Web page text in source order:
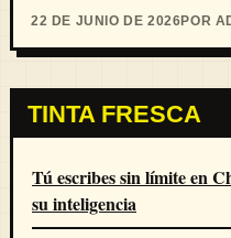
22 DE JUNIO DE 2026POR
TINTA FRESCA
Tú escribes sin límite en
su inteligencia